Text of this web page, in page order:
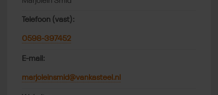
Telefoon (vast):
0598-397452
E-mail:
marjoleinsmid@vankasteel.nl